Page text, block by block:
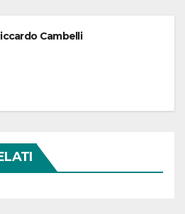
Cambelli